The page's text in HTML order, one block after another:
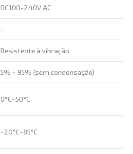
DC100-240V AC
–
Resistente à vibração
5% ~ 95% (sem condensação)
0°C~50°C
-20°C~85°C